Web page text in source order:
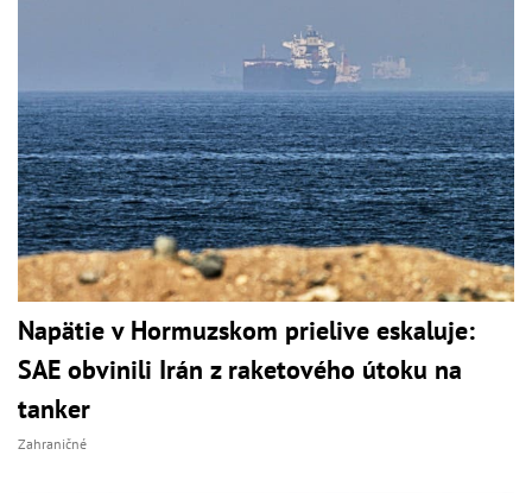
Napätie v Hormuzskom prielive eskaluje:
SAE obvinili Irán z raketového útoku na
tanker
Zahraničné